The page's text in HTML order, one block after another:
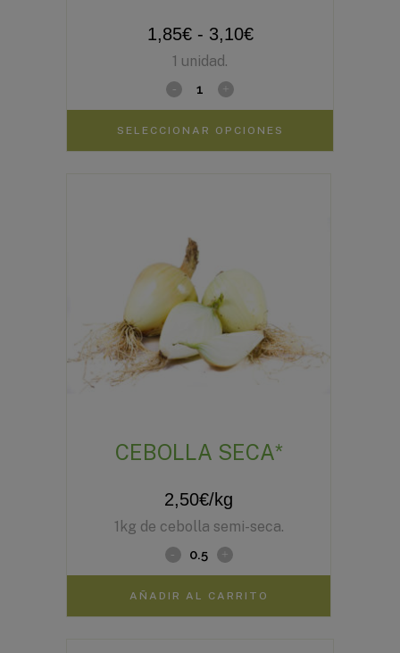
SELECCIONAR OPCIONES
1,85€ - 3,10€Rango
1,85€
1 unidad.
AÑADIR AL CARRITO
CEBOLLA SECA*
2,50€/kg
1kg de cebolla semi-seca.